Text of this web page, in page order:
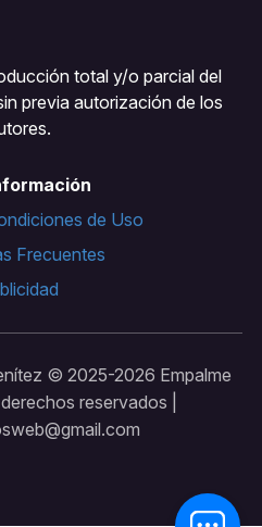
total y/o parcial del
previa autorización de los
de Uso
Frecuentes
© 2025-2026 Empalme
reservados |